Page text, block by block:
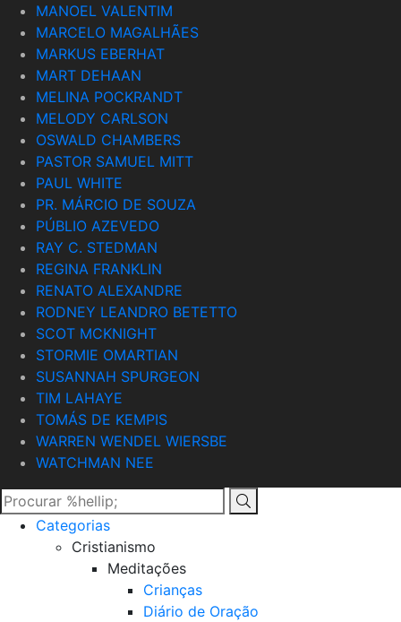
MANOEL VALENTIM
MARCELO MAGALHÃES
MARKUS EBERHAT
MART DEHAAN
MELINA POCKRANDT
MELODY CARLSON
OSWALD CHAMBERS
PASTOR SAMUEL MITT
PAUL WHITE
PR. MÁRCIO DE SOUZA
PÚBLIO AZEVEDO
RAY C. STEDMAN
REGINA FRANKLIN
RENATO ALEXANDRE
RODNEY LEANDRO BETETTO
SCOT MCKNIGHT
STORMIE OMARTIAN
SUSANNAH SPURGEON
TIM LAHAYE
TOMÁS DE KEMPIS
WARREN WENDEL WIERSBE
WATCHMAN NEE
Categorias
Cristianismo
Meditações
Crianças
Diário de Oração